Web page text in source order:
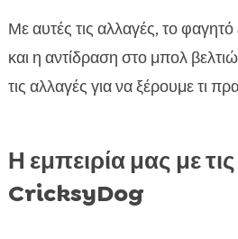
Με αυτές τις αλλαγές, το φαγητό
και η αντίδραση στο μπολ
τις αλλαγές για να ξέρουμε τι
Η εμπειρία μας με
CricksyDog